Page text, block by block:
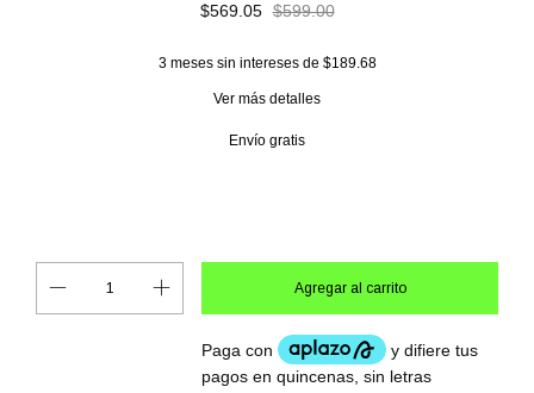
$569.05 $599.00
3 meses sin intereses de $189.68
Ver más detalles
Envío gratis